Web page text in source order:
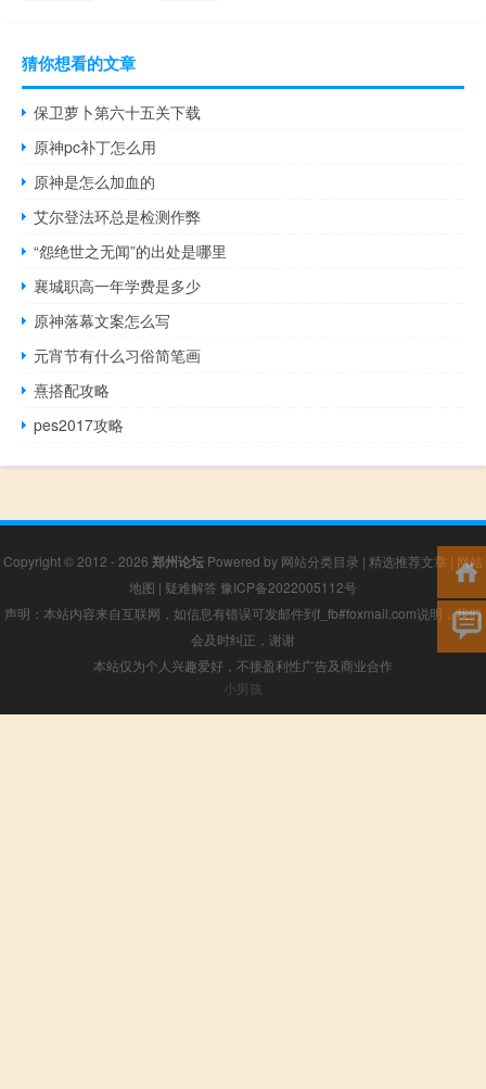
猜你想看的文章
保卫萝卜第六十五关下载
原神pc补丁怎么用
原神是怎么加血的
艾尔登法环总是检测作弊
“怨绝世之无闻”的出处是哪里
襄城职高一年学费是多少
原神落幕文案怎么写
元宵节有什么习俗简笔画
熹搭配攻略
pes2017攻略
Copyright © 2012 - 2026 郑州论坛 Powered by 网站分类目录 | 精选推荐文章 | 网站
地图 | 疑难解答 豫ICP备2022005112号
声明：本站内容来自互联网，如信息有错误可发邮件到f_fb#foxmail.com说明，我们
会及时纠正，谢谢
本站仅为个人兴趣爱好，不接盈利性广告及商业合作
小男孩